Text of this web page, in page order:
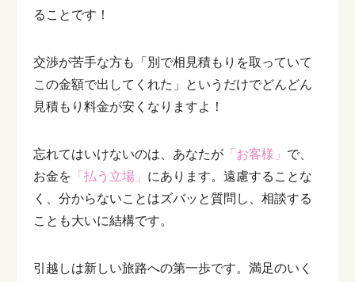
ることです！
交渉が苦手な方も「別で相見積もりを取っていて
この金額で出してくれた」というだけでどんどん
見積もり料金が安くなりますよ！
忘れてはいけないのは、あなたが 「お客様」 で、
お金を 「払う立場」 にあります。遠慮することな
く、分からないことはズバッと質問し、相談する
ことも大いに結構です。
引越しは新しい旅路への第一歩です。満足のいく